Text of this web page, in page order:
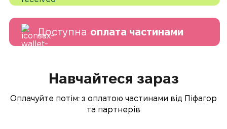
Доступна оплата частинами
Навчайтеся зараз
Оплачуйте потім: з оплатою частинами від Піфагор
та партнерів